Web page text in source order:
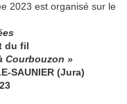
2023 est organisé sur le
du fil
Courbouzon »
SAUNIER (Jura)